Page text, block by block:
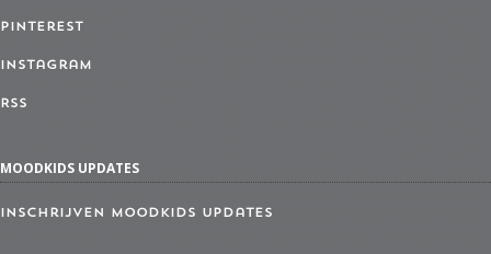
Pinterest
Instagram
RSS
MOODKIDS UPDATES
Inschrijven MoodKids Updates